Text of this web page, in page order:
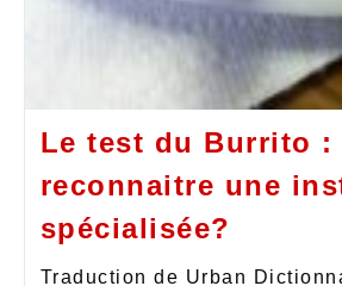
Le test du Burrito :
reconnaitre une
spécialisée?
Traduction de Urban